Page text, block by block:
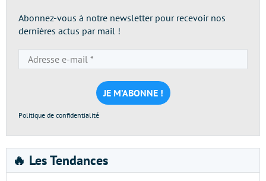
Abonnez-vous à notre newsletter pour recevoir nos
dernières actus par mail !
e-
mail
*
Politique de confidentialité
🔥 Les Tendances